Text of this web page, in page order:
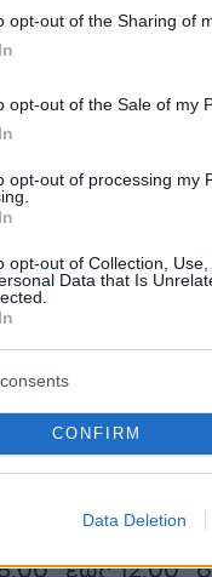
opt-out of the Sharing of
opt-out of the Sale of my
opt-out of processing my
opt-out of Collection,
Data that Is
CONFIRM
Data Deletion
να είναι
από τη
διατάξεις
(ΦΕΚ 5980,
τωνμόνιμων
,
Δήμου
από τους
των εκάστοτε
κατά
από ώρες
έως 12:00΄